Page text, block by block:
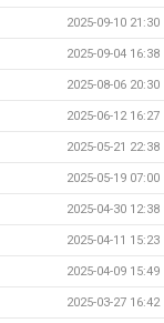
2025-09-10 21:30
2025-09-04 16:38
2025-08-06 20:30
2025-06-12 16:27
2025-05-21 22:38
2025-05-19 07:00
2025-04-30 12:38
2025-04-11 15:23
2025-04-09 15:49
2025-03-27 16:42